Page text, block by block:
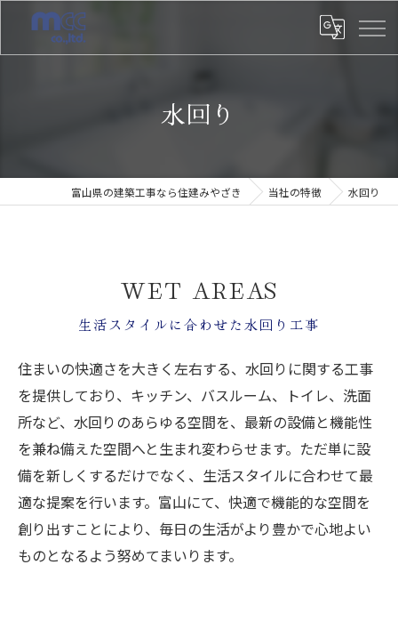
水回り
富山県の建築工事なら住建みやざき 当社の特徴 水回り
生活スタイルに合わせた水回り工事
WET AREAS
住まいの快適さを大きく左右する、水回りに関する工事
を提供しており、キッチン、バスルーム、トイレ、洗面
所など、水回りのあらゆる空間を、最新の設備と機能性
を兼ね備えた空間へと生まれ変わらせます。ただ単に設
備を新しくするだけでなく、生活スタイルに合わせて最
適な提案を行います。富山にて、快適で機能的な空間を
創り出すことにより、毎日の生活がより豊かで心地よい
ものとなるよう努めてまいります。